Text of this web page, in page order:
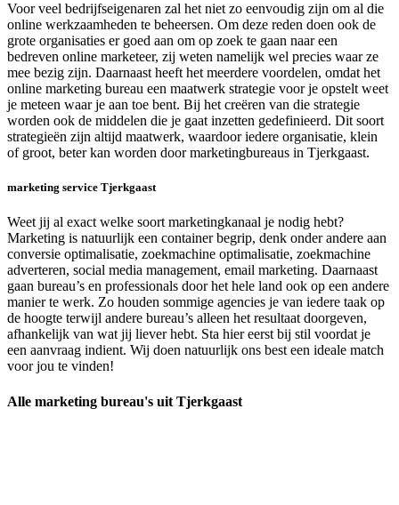
Voor veel bedrijfseigenaren zal het niet zo eenvoudig zijn om al die
online werkzaamheden te beheersen. Om deze reden doen ook de
grote organisaties er goed aan om op zoek te gaan naar een
bedreven online marketeer, zij weten namelijk wel precies waar ze
mee bezig zijn. Daarnaast heeft het meerdere voordelen, omdat het
online marketing bureau een maatwerk strategie voor je opstelt weet
je meteen waar je aan toe bent. Bij het creëren van die strategie
worden ook de middelen die je gaat inzetten gedefinieerd. Dit soort
strategieën zijn altijd maatwerk, waardoor iedere organisatie, klein
of groot, beter kan worden door marketingbureaus in Tjerkgaast.
marketing service Tjerkgaast
Weet jij al exact welke soort marketingkanaal je nodig hebt?
Marketing is natuurlijk een container begrip, denk onder andere aan
conversie optimalisatie, zoekmachine optimalisatie, zoekmachine
adverteren, social media management, email marketing. Daarnaast
gaan bureau’s en professionals door het hele land ook op een andere
manier te werk. Zo houden sommige agencies je van iedere taak op
de hoogte terwijl andere bureau’s alleen het resultaat doorgeven,
afhankelijk van wat jij liever hebt. Sta hier eerst bij stil voordat je
een aanvraag indient. Wij doen natuurlijk ons best een ideale match
voor jou te vinden!
Alle marketing bureau's uit Tjerkgaast